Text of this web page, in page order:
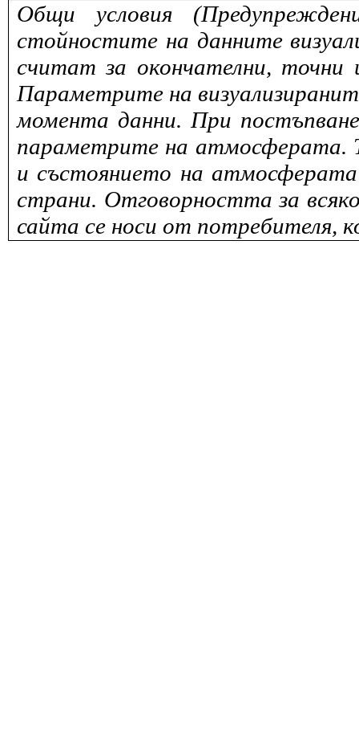
Общи условия
стойностите на данните
считат за окончателни,
Параметрите на
момента данни. При
параметрите на атмосферата.
и състоянието на
страни. Отговорността за
сайта се носи от потребителя,